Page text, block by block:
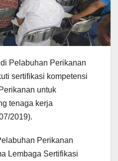
Pelabuhan Perikanan
sertifikasi kompetensi
untuk
tenaga kerja
2019).
Perikanan
Lembaga Sertifikasi